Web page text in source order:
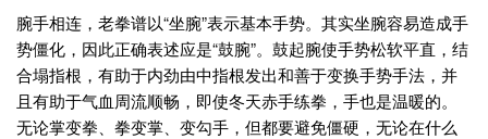
腕手相连，老拳谱以“坐腕”表示基本手势。其实坐腕容易造成手
势僵化，因此正确表述应是“鼓腕”。鼓起腕使手势松软平直，结
合塌指根，有助于内劲由中指根发出和善于变换手势手法，并
且有助于气血周流顺畅，即使冬天赤手练拳，手也是温暖的。
无论掌变拳、拳变掌、变勾手，但都要避免僵硬，无论在什么